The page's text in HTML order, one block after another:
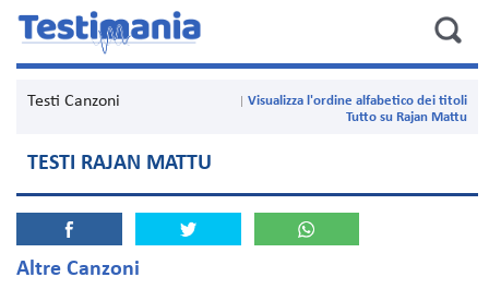
Testi Canzoni
Visualizza l'ordine alfabetico dei titoli
Tutto su Rajan Mattu
TESTI RAJAN MATTU
Altre Canzoni